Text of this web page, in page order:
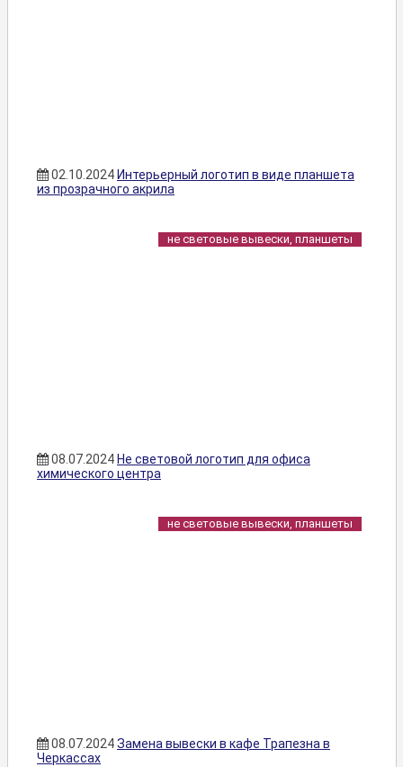
02.10.2024 Интерьерный логотип в виде планшета
из прозрачного акрила
не световые вывески, планшеты
08.07.2024 Не световой логотип для офиса
химического центра
не световые вывески, планшеты
08.07.2024Замена вывески в кафе Трапезна в
Черкассах